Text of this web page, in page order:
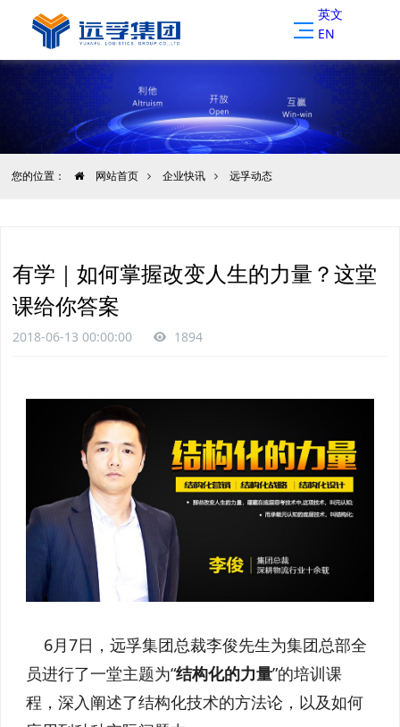
英文
EN
您的位置： 网站首页 企业快讯 远孚动态
有学｜如何掌握改变人生的力量？这堂
课给你答案
2018-06-13 00:00:00 1894
6月7日，远孚集团总裁李俊先生为集团总部全
员进行了一堂主题为“结构化的力量”的培训课
程，深入阐述了结构化技术的方法论，以及如何